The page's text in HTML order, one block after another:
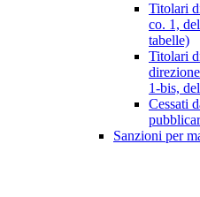
Titolari
co. 1,
tabelle)
Titolari
1-bis,
Cessati
Sanzioni per